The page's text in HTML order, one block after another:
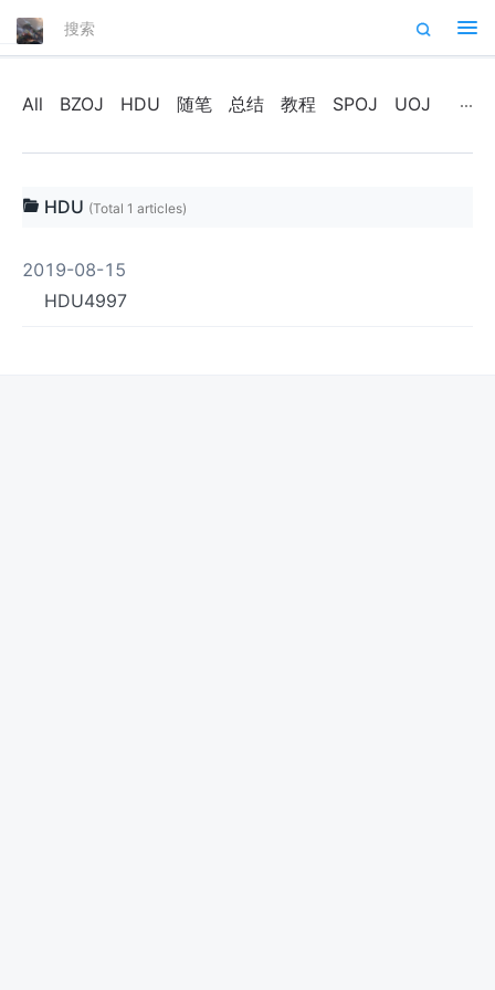
All
BZOJ HDU 随笔 总结 教程 SPOJ UOJ
HDU (Total 1 articles)
2019-08-15
HDU4997